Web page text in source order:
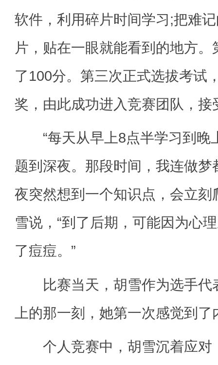
软件，利用碎片时间学习;把难
片，贴在一眼就能看到的地方
了100分。第三次正式选拔考试
奖，由此成功进入竞赛团队，接
“每天从早上8点半学习到晚
题到深夜。那段时间，我连做
夜突然想到一个知识点，会立刻
雪说，“到了后期，可能因为心
了痘痘。”
比赛当天，胡雪作为选手代
上的那一刻，她第一次感觉到
个人竞赛中，胡雪沉着应对